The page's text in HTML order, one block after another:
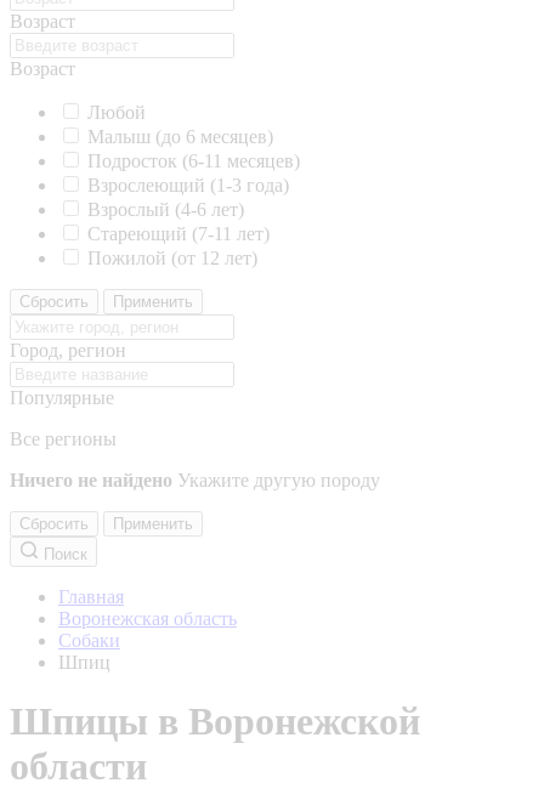
Возраст
Возраст
Любой
Малыш (до 6 месяцев)
Подросток (6-11 месяцев)
Взрослеющий (1-3 года)
Взрослый (4-6 лет)
Стареющий (7-11 лет)
Пожилой (от 12 лет)
Сбросить Применить
Город, регион
Популярные
Все регионы
Ничего не найдено Укажите другую породу
Сбросить
Применить
Поиск
Главная
Воронежская область
Собаки
Шпиц
Шпицы в Воронежской
области